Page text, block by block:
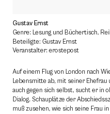
Gustav Ernst
Genre: Lesung und Büchertisch,
Beteiligte: Gustav Ernst
Veranstalter: erostepost
Auf einem Flug von London nach
Lebensmitte ab, mit seiner Ehefrau
auch gegen sich selbst, sucht er in
Dialog. Schauplätze der
muß zusehen, wie sich seine Frau